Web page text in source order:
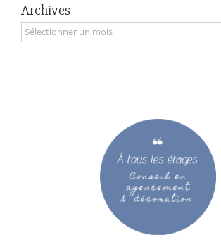
Archives
Archives